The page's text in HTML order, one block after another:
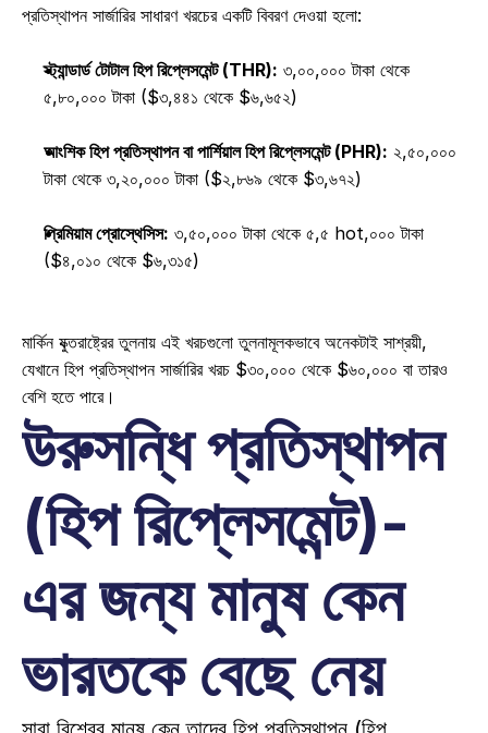
প্রতিস্থাপন সার্জারির সাধারণ খরচের একটি বিবরণ দেওয়া হলো:
স্ট্যান্ডার্ড টোটাল হিপ রিপ্লেসমেন্ট (THR): ৩,০০,০০০ টাকা থেকে
৫,৮০,০০০ টাকা ($৩,৪৪১ থেকে $৬,৬৫২)
আংশিক হিপ প্রতিস্থাপন বা পার্শিয়াল হিপ রিপ্লেসমেন্ট (PHR): ২,৫০,০০০
টাকা থেকে ৩,২০,০০০ টাকা ($২,৮৬৯ থেকে $৩,৬৭২)
প্রিমিয়াম প্রোস্থেসিস: ৩,৫০,০০০ টাকা থেকে ৫,৫ hot,০০০ টাকা
($৪,০১০ থেকে $৬,৩১৫)
মার্কিন যুক্তরাষ্ট্রের তুলনায় এই খরচগুলো তুলনামূলকভাবে অনেকটাই সাশ্রয়ী,
যেখানে হিপ প্রতিস্থাপন সার্জারির খরচ $৩০,০০০ থেকে $৬০,০০০ বা তারও
বেশি হতে পারে।
উরুসন্ধি প্রতিস্থাপন
(হিপ রিপ্লেসমেন্ট)-
এর জন্য মানুষ কেন
ভারতকে বেছে নেয়